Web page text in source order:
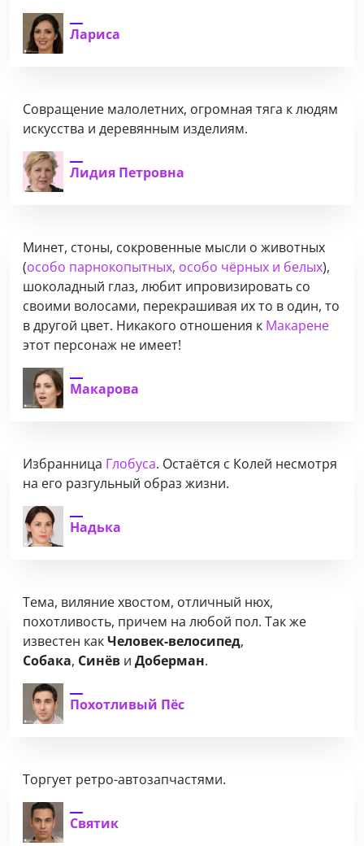
Лариса
Совращение малолетних, огромная тяга к людям
искусства и деревянным изделиям.
Лидия Петровна
Минет, стоны, сокровенные мысли о животных
(особо парнокопытных, особо чёрных и белых),
шоколадный глаз, любит ипровизировать со
своими волосами, перекрашивая их то в один, то
в другой цвет. Никакого отношения к Макарене
этот персонаж не имеет!
Макарова
Избранница Глобуса. Остаётся с Колей несмотря
на его разгульный образ жизни.
Надька
Тема, виляние хвостом, отличный нюх,
похотливость, причем на любой пол. Так же
известен какЧеловек-велосипед,
Собака, Синёв и Доберман.
Похотливый Пёс
Торгует ретро-автозапчастями.
Святик